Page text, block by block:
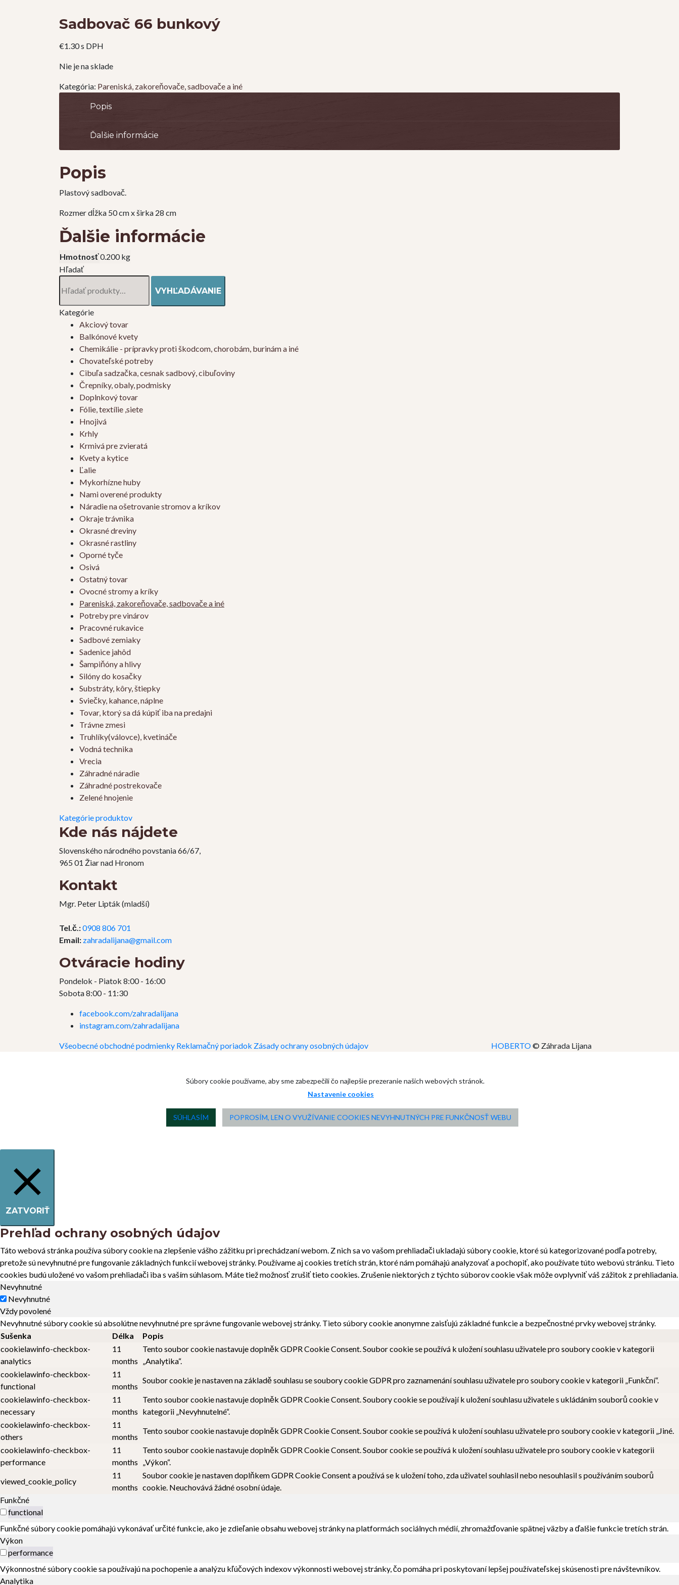
Sadbovač 66 bunkový
€1.30s DPH
Nie je na sklade
Kategória: Pareniská, zakoreňovače, sadbovače a iné
Popis
Ďalšie informácie
Popis
Plastový sadbovač.
Rozmer dĺžka 50 cm x širka 28 cm
Ďalšie informácie
Hmotnosť0.200 kg
Hľadať
VYHĽADÁVANIE
Kategórie
Akciový tovar
Balkónové kvety
Chemikálie - prípravky proti škodcom, chorobám, burinám a iné
Chovateľské potreby
Cibuľa sadzačka, cesnak sadbový, cibuľoviny
Črepníky, obaly, podmisky
Doplnkový tovar
Fólie, textílie ,siete
Hnojivá
Krhly
Krmivá pre zvieratá
Kvety a kytice
Ľalie
Mykorhízne huby
Nami overené produkty
Náradie na ošetrovanie stromov a kríkov
Okraje trávnika
Okrasné dreviny
Okrasné rastliny
Oporné tyče
Osivá
Ostatný tovar
Ovocné stromy a kríky
Pareniská, zakoreňovače, sadbovače a iné
Potreby pre vinárov
Pracovné rukavice
Sadbové zemiaky
Sadenice jahôd
Šampiňóny a hlivy
Silóny do kosačky
Substráty, kôry, štiepky
Sviečky, kahance, náplne
Tovar, ktorý sa dá kúpiť iba na predajni
Trávne zmesi
Truhlíky(válovce), kvetináče
Vodná technika
Vrecia
Záhradné náradie
Záhradné postrekovače
Zelené hnojenie
Kategórie produktov
Kde nás nájdete
Slovenského národného povstania 66/67,
965 01 Žiar nad Hronom
Kontakt
Mgr. Peter Lipták (mladší)
Tel.č.:0908 806 701
Email: zahradalijana@gmail.com
Otváracie hodiny
Pondelok - Piatok 8:00 - 16:00
Sobota 8:00 - 11:30
facebook.com/zahradalijana
instagram.com/zahradalijana
Všeobecné obchodné podmienky Reklamačný poriadok Zásady ochrany osobných údajov HOBERTO© Záhrada Lijana
Súbory cookie používame, aby sme zabezpečili čo najlepšie prezeranie našich webových stránok.
Nastavenie cookies
SÚHLASÍM POPROSÍM, LEN O VYUŽÍVANIE COOKIES NEVYHNUTNÝCH PRE FUNKČNOSŤ WEBU
ZATVORIŤ
Prehľad ochrany osobných údajov
Táto webová stránka používa súbory cookie na zlepšenie vášho zážitku pri prechádzaní webom. Z nich sa vo vašom prehliadači ukladajú súbory cookie, ktoré sú kategorizované podľa potreby,
pretože sú nevyhnutné pre fungovanie základných funkcií webovej stránky. Používame aj cookies tretích strán, ktoré nám pomáhajú analyzovať a pochopiť, ako používate túto webovú stránku. Tieto
cookies budú uložené vo vašom prehliadači iba s vaším súhlasom. Máte tiež možnosť zrušiť tieto cookies. Zrušenie niektorých z týchto súborov cookie však môže ovplyvniť váš zážitok z prehliadania.
Nevyhnutné
Nevyhnutné
Vždy povolené
Nevyhnutné súbory cookie sú absolútne nevyhnutné pre správne fungovanie webovej stránky. Tieto súbory cookie anonymne zaisťujú základné funkcie a bezpečnostné prvky webovej stránky.
Sušenka
Délka
Popis
cookielawinfo-checkbox-
analytics
11
months
Tento soubor cookie nastavuje doplněk GDPR Cookie Consent. Soubor cookie se používá k uložení souhlasu uživatele pro soubory cookie v kategorii
„Analytika“.
cookielawinfo-checkbox-
functional
11
months
Soubor cookie je nastaven na základě souhlasu se soubory cookie GDPR pro zaznamenání souhlasu uživatele pro soubory cookie v kategorii „Funkční“.
cookielawinfo-checkbox-
necessary
11
months
Tento soubor cookie nastavuje doplněk GDPR Cookie Consent. Soubory cookie se používají k uložení souhlasu uživatele s ukládáním souborů cookie v
kategorii „Nevyhnutelné“.
cookielawinfo-checkbox-
others
11
months
Tento soubor cookie nastavuje doplněk GDPR Cookie Consent. Soubor cookie se používá k uložení souhlasu uživatele pro soubory cookie v kategorii „Jiné.
cookielawinfo-checkbox-
performance
11
months
Tento soubor cookie nastavuje doplněk GDPR Cookie Consent. Soubor cookie se používá k uložení souhlasu uživatele pro soubory cookie v kategorii
„Výkon“.
viewed_cookie_policy
11
months
Soubor cookie je nastaven doplňkem GDPR Cookie Consent a používá se k uložení toho, zda uživatel souhlasil nebo nesouhlasil s používáním souborů
cookie. Neuchovává žádné osobní údaje.
Funkčné
functional
Funkčné súbory cookie pomáhajú vykonávať určité funkcie, ako je zdieľanie obsahu webovej stránky na platformách sociálnych médií, zhromažďovanie spätnej väzby a ďalšie funkcie tretích strán.
Výkon
performance
Výkonnostné súbory cookie sa používajú na pochopenie a analýzu kľúčových indexov výkonnosti webovej stránky, čo pomáha pri poskytovaní lepšej používateľskej skúsenosti pre návštevníkov.
Analytika